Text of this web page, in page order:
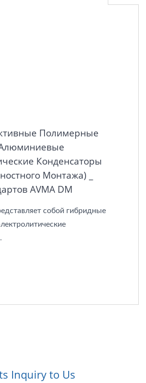
Полимерные
Конденсаторы
Монтажа) _
AVMA DM
собой гибридные